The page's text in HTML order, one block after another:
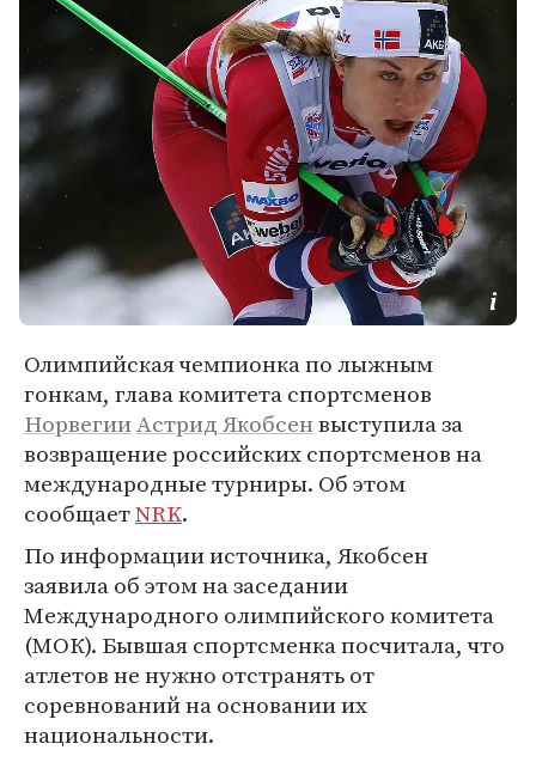
Олимпийская чемпионка по лыжным
гонкам, глава комитета спортсменов
НорвегииАстрид Якобсенвыступила за
возвращение российских спортсменов на
международные турниры. Об этом
сообщаетNRK.
По информации источника, Якобсен
заявила об этом на заседании
Международного олимпийского комитета
(МОК). Бывшая спортсменка посчитала, что
атлетов не нужно отстранять от
соревнований на основании их
национальности.